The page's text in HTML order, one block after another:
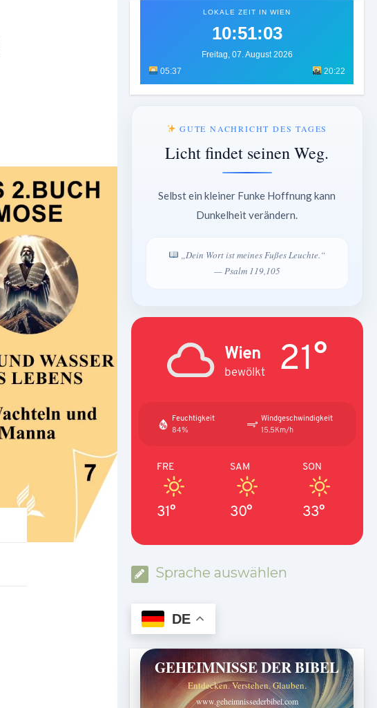
LOKALE ZEIT IN WIEN
10:51:06
Freitag, 07. August 2026
05:37
20:22
GUTE NACHRICHT DES TAGES
Licht findet seinen Weg.
Selbst ein kleiner Funke Hoffnung kann
Dunkelheit verändern.
„Dein Wort ist meines Fußes Leuchte.“
— Psalm 119,105
Wien
bewölkt 21°
Feuchtigkeit
84%
Windgeschwindigkeit
15.5Km/h
FRE
31°
SAM
30°
SON
33°
Sprache auswählen
DE
GEHEIMNISSE DER BIBEL
Entdecken. Verstehen. Glauben.
www.geheimnissederbibel.com